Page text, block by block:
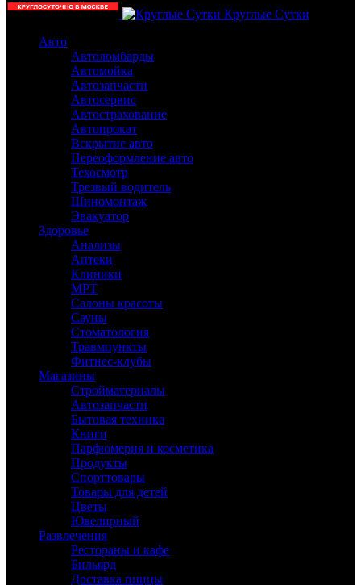
Круглые Сутки
Авто
Автоломбарды
Автомойка
Автозапчасти
Автосервис
Автострахование
Автопрокат
Вскрытие авто
Переоформление авто
Техосмотр
Трезвый водитель
Шиномонтаж
Эвакуатор
Здоровье
Анализы
Аптеки
Клиники
МРТ
Салоны красоты
Сауны
Стоматология
Травмпункты
Фитнес-клубы
Магазины
Стройматериалы
Автозапчасти
Бытовая техника
Книги
Парфюмерия и косметика
Продукты
Спорттовары
Товары для детей
Цветы
Ювелирный
Развлечения
Рестораны и кафе
Бильярд
Доставка пиццы